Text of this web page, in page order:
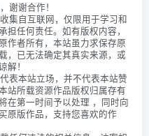
谢谢合作！
集自互联网，仅限用于学习和
任何责任。如有版权内容，
作者所有，本站虽力求保存原
，已无法确定其真实来源，或
！
表本站立场，并不代表本站赞
站所载资源作品版权归属存有
在第一时间予以处理 ，同时向
原版作品，支持您喜欢的作